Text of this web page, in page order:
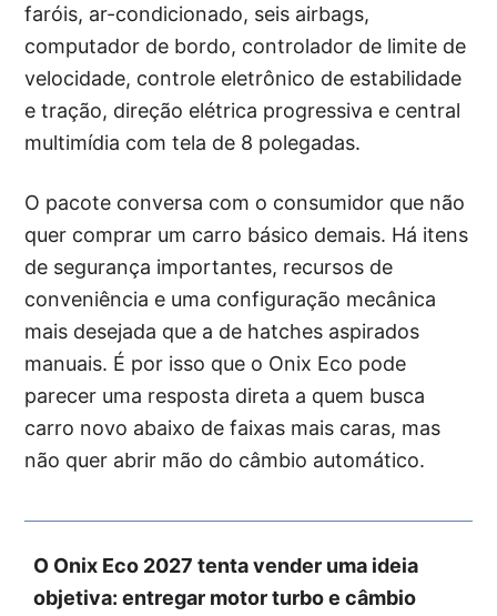
faróis, ar-condicionado, seis airbags,
computador de bordo, controlador de limite de
velocidade, controle eletrônico de estabilidade
e tração, direção elétrica progressiva e central
multimídia com tela de 8 polegadas.
O pacote conversa com o consumidor que não
quer comprar um carro básico demais. Há itens
de segurança importantes, recursos de
conveniência e uma configuração mecânica
mais desejada que a de hatches aspirados
manuais. É por isso que o Onix Eco pode
parecer uma resposta direta a quem busca
carro novo abaixo de faixas mais caras, mas
não quer abrir mão do câmbio automático.
O Onix Eco 2027 tenta vender uma ideia
objetiva: entregar motor turbo e câmbio